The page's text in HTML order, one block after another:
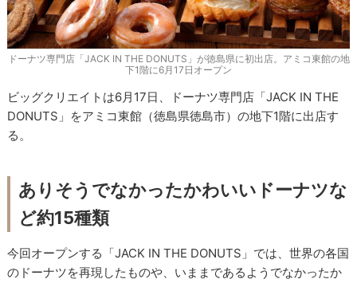
ドーナツ専門店「JACK IN THE DONUTS」が徳島県に初出店。アミコ東館の地
下1階に6月17日オープン
ビッグクリエイトは6月17日、ドーナツ専門店「JACK IN THE
DONUTS」をアミコ東館（徳島県徳島市）の地下1階に出店す
る。
ありそうでなかったかわいいドーナツな
ど約15種類
今回オープンする「JACK IN THE DONUTS」では、世界の各国
のドーナツを再現したものや、いままであるようでなかったか